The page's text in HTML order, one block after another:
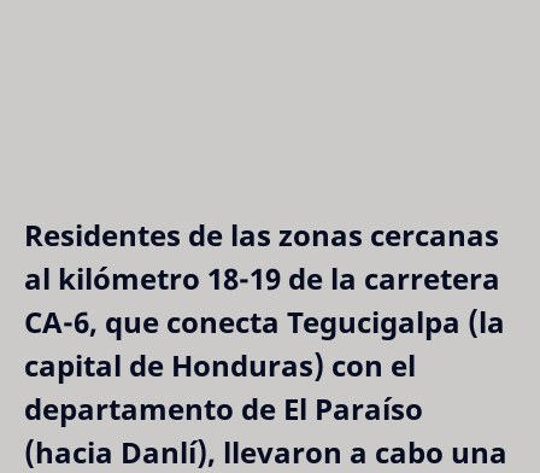
Residentes de las zonas cercanas
al kilómetro 18-19 de la carretera
CA-6, que conecta Tegucigalpa (la
capital de Honduras) con el
departamento de El Paraíso
(hacia Danlí), llevaron a cabo una